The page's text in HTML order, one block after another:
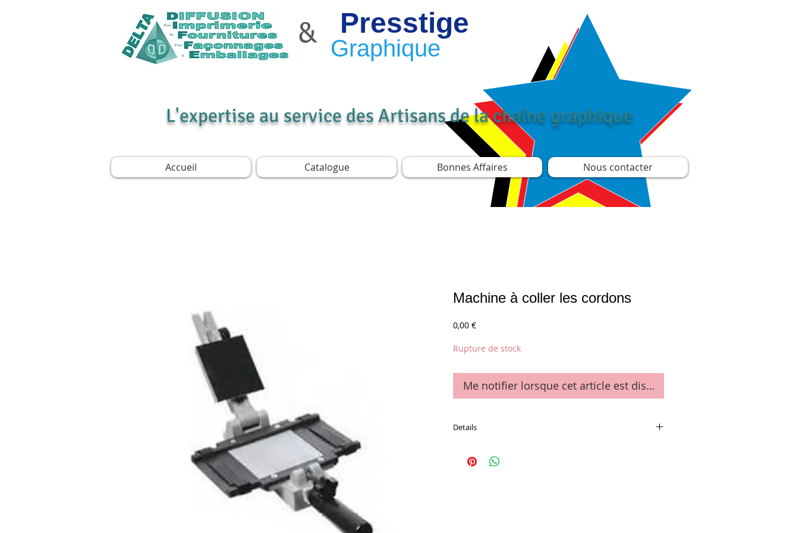
& Presstige
Graphique
L'expertise au service des Artisans de la chaîne graphique
Accueil Catalogue Bonnes Affaires Nous contacter
Machine à coller les cordons
0,00 €Prix
Rupture de stock
Me notifier lorsque cet article est disponible
Details